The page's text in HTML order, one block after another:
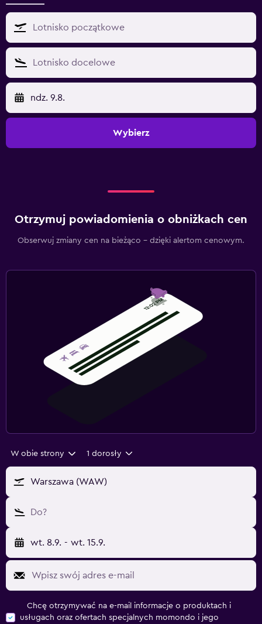
ndz. 9.8.
Wybierz
Otrzymuj powiadomienia o obniżkach cen
Obserwuj zmiany cen na bieżąco – dzięki alertom cenowym.
W obie strony 1 dorosły
Warszawa (WAW)
Do?
wt. 8.9. - wt. 15.9.
Chcę otrzymywać na e-mail informacje o produktach i
usługach oraz ofertach specjalnych momondo i jego